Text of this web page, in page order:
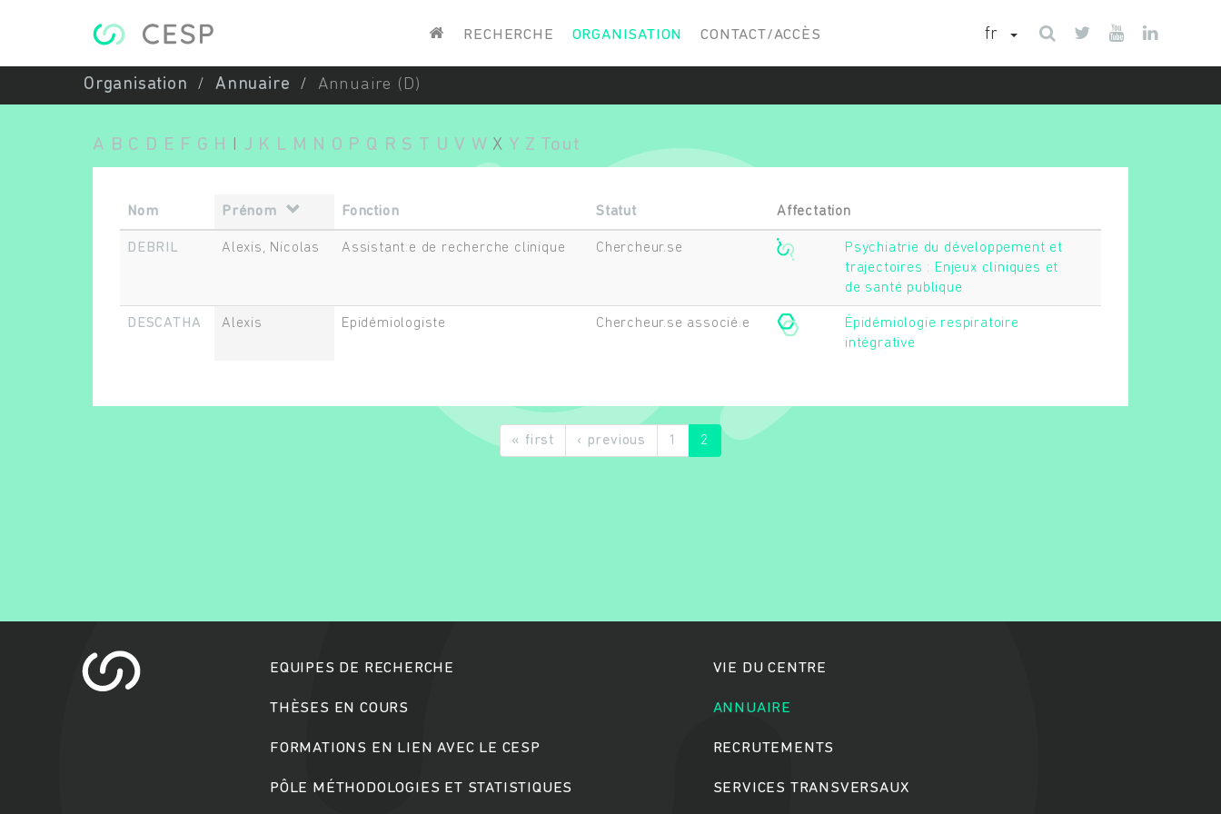
RECHERCHE ORGANISATION CONTACT/ACCÈS fr
Organisation Annuaire Annuaire (D)
A B C D E F G H J K L M N O P Q R S T U V W X Y Z Tout
Nom Prénom Fonction Statut Affectation
DEBRIL Alexis, Nicolas Assistant.e de recherche clinique Chercheur.se
Psychiatrie du développement et
trajectoires : Enjeux cliniques et
de santé publique
DESCATHA Alexis Epidémiologiste Chercheur.se associé.e
Épidémiologie respiratoire
intégrative
« first ‹ previous 1 2
EQUIPES DE RECHERCHE
THÈSES EN COURS
FORMATIONS EN LIEN AVEC LE CESP
PÔLE MÉTHODOLOGIES ET STATISTIQUES
VIE DU CENTRE
ANNUAIRE
RECRUTEMENTS
SERVICES TRANSVERSAUX